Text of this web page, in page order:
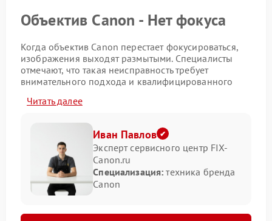
Объектив Canon - Нет фокуса
Когда объектив Canon перестает фокусироваться,
изображения выходят размытыми. Специалисты
отмечают, что такая неисправность требует
внимательного подхода и квалифицированного
Основные причины отсутствия
фокуса
Проблема может возникнуть по нескольким
направлениям. Среди них выделяются
механические повреждения и нарушения в работе
электронных компонентов.
Читать далее
Иван Павлов
Эксперт сервисного центр FIX-
Canon.ru
Специализация: техника бренда
Canon